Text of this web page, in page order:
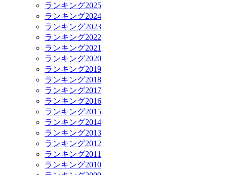
ランキング2025
ランキング2024
ランキング2023
ランキング2022
ランキング2021
ランキング2020
ランキング2019
ランキング2018
ランキング2017
ランキング2016
ランキング2015
ランキング2014
ランキング2013
ランキング2012
ランキング2011
ランキング2010